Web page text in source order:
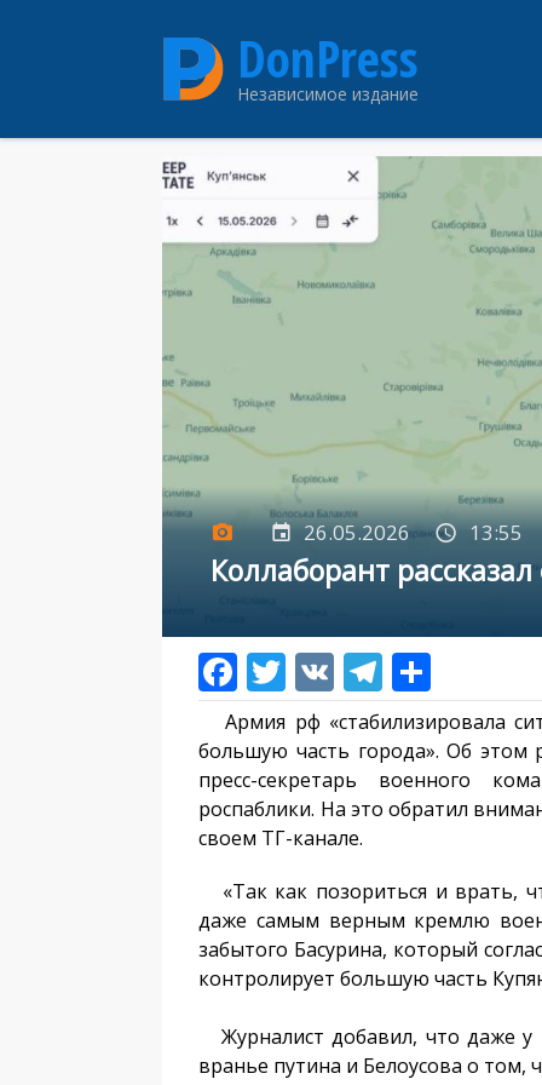
DonPress
Независимое издание
26.05.2026 13:55
Коллаборант
Армия рф «стабилизировала
большую часть города». Об этом
пресс-секретарь военного
роспаблики. На это обратил
своем ТГ-канале.
«Так как позориться и врать,
даже самым верным кремлю
забытого Басурина, который
контролирует большую часть
Журналист добавил, что даже у
вранье путина и Белоусова о том,